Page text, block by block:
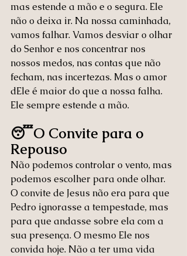
mas estende a mão e o segura. Ele
não o deixa ir. Na nossa caminhada,
vamos falhar. Vamos desviar o olhar
do Senhor e nos concentrar nos
nossos medos, nas contas que não
fecham, nas incertezas. Mas o amor
dEle é maior do que a nossa falha.
Ele sempre estende a mão.
😴O Convite para o
Repouso
Não podemos controlar o vento, mas
podemos escolher para onde olhar.
O convite de Jesus não era para que
Pedro ignorasse a tempestade, mas
para que andasse sobre ela com a
sua presença. O mesmo Ele nos
convida hoje. Não a ter uma vida